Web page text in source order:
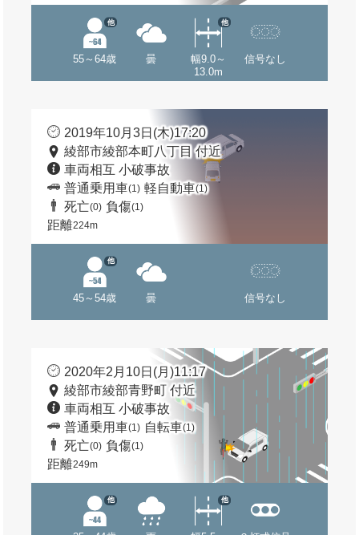
55～64歳
他
曇
幅9.0～
13.0m
他
信号なし
2019年10月3日(木)17:20
綾部市綾部本町八丁目 付近
車両相互 小破事故
普通乗用車(1) 軽自動車(1)
死亡(0) 負傷(1)
距離224m
45～54歳
他
曇 信号なし
2020年2月10日(月)11:17
綾部市綾部青野町 付近
車両相互 小破事故
普通乗用車(1) 自転車(1)
死亡(0) 負傷(1)
距離249m
他 他